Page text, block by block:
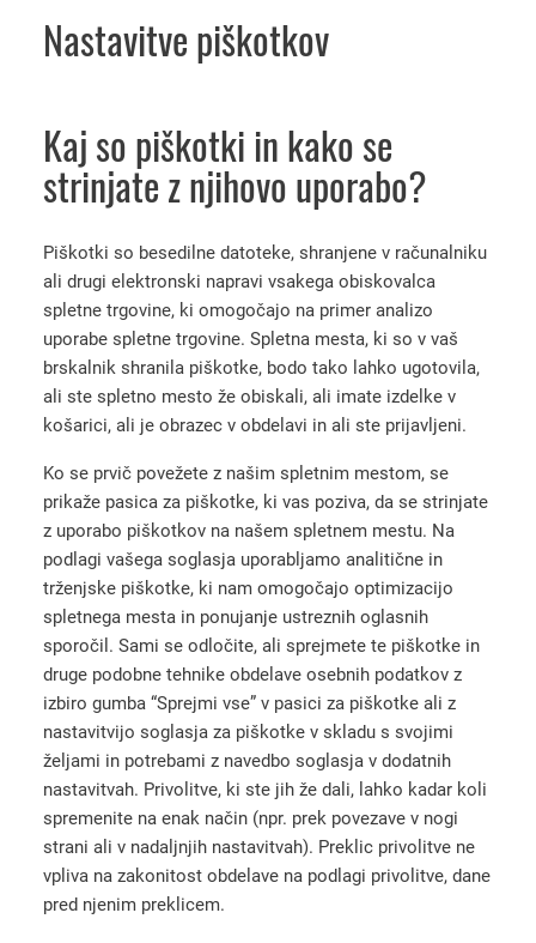
Nastavitve piškotkov
Kaj so piškotki in kako se
strinjate z njihovo uporabo?
Piškotki so besedilne datoteke, shranjene v računalniku
ali drugi elektronski napravi vsakega obiskovalca
spletne trgovine, ki omogočajo na primer analizo
uporabe spletne trgovine. Spletna mesta, ki so v vaš
brskalnik shranila piškotke, bodo tako lahko ugotovila,
ali ste spletno mesto že obiskali, ali imate izdelke v
košarici, ali je obrazec v obdelavi in ali ste prijavljeni.
Ko se prvič povežete z našim spletnim mestom, se
prikaže pasica za piškotke, ki vas poziva, da se strinjate
z uporabo piškotkov na našem spletnem mestu. Na
podlagi vašega soglasja uporabljamo analitične in
trženjske piškotke, ki nam omogočajo optimizacijo
spletnega mesta in ponujanje ustreznih oglasnih
sporočil. Sami se odločite, ali sprejmete te piškotke in
druge podobne tehnike obdelave osebnih podatkov z
izbiro gumba “Sprejmi vse” v pasici za piškotke ali z
nastavitvijo soglasja za piškotke v skladu s svojimi
željami in potrebami z navedbo soglasja v dodatnih
nastavitvah. Privolitve, ki ste jih že dali, lahko kadar koli
spremenite na enak način (npr. prek povezave v nogi
strani ali v nadaljnjih nastavitvah). Preklic privolitve ne
vpliva na zakonitost obdelave na podlagi privolitve, dane
pred njenim preklicem.